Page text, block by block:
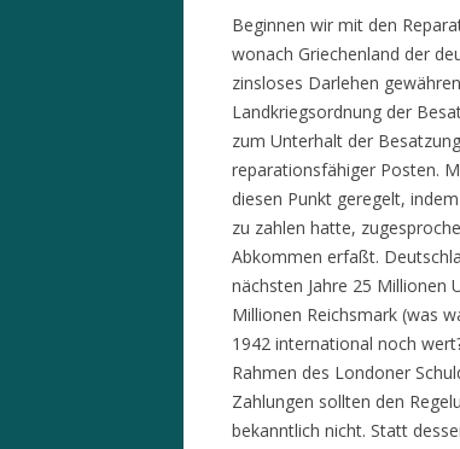
Beginnen wir mit den
wonach Griechenland der
zinsloses Darlehen
Landkriegsordnung der
zum Unterhalt der
reparationsfähiger Posten.
diesen Punkt geregelt,
zu zahlen hatte,
Abkommen erfaßt.
nächsten Jahre 25 Millionen
Millionen Reichsmark (was
1942 international noch
Rahmen des Londoner
Zahlungen sollten den
bekanntlich nicht. Statt